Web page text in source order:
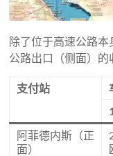
除了位于高速公路
公路出口（侧面）的
支付站
1
阿菲德内斯（正
面）